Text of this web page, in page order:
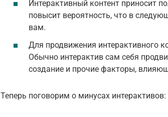
Интерактивный контент приносит
повысит вероятность, что в
вам.
Для продвижения интерактивного
Обычно интерактив сам себя
создание и прочие факторы,
Теперь поговорим о минусах интерактивов: